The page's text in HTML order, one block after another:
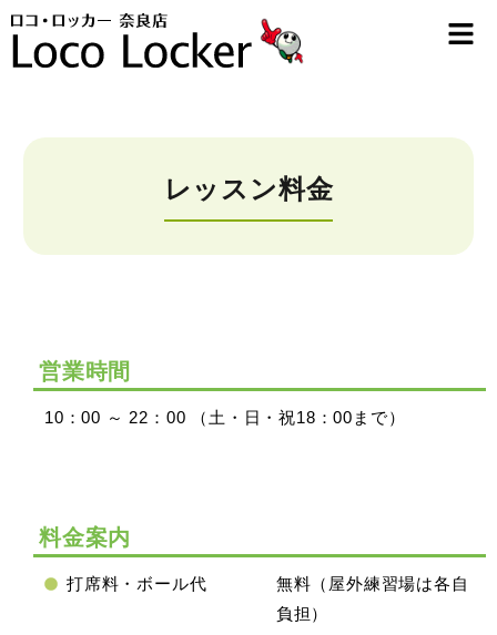
レッスン料金
営業時間
10：00 ～ 22：00 （土・日・祝18：00まで）
料金案内
打席料・ボール代
無料（屋外練習場は各自
負担）